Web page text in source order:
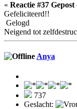
« Reactie #37 Gepost
Gefeliciteerd!!
Gelogd
Neigend tot
Anya
737
Geslacht: